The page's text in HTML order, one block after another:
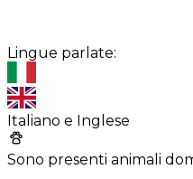
Lingue parlate:
Italiano e Inglese
Sono presenti animali